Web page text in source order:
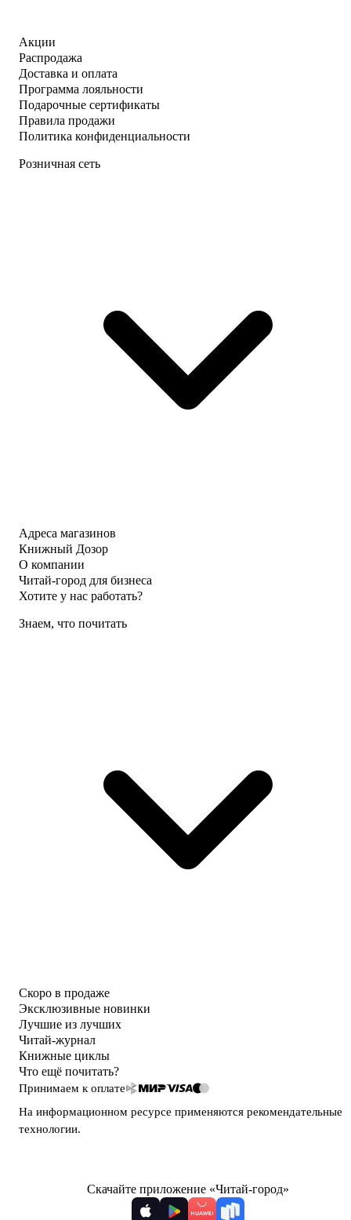
Акции
Распродажа
Доставка и оплата
Программа лояльности
Подарочные сертификаты
Правила продажи
Политика конфиденциальности
Розничная сеть
Адреса магазинов
Книжный Дозор
О компании
Читай-город для бизнеса
Хотите у нас работать?
Знаем, что почитать
Скоро в продаже
Эксклюзивные новинки
Лучшие из лучших
Читай-журнал
Книжные циклы
Что ещё почитать?
Принимаем к оплате
На информационном ресурсе применяются рекомендательные
технологии.
Скачайте приложение «Читай-город»